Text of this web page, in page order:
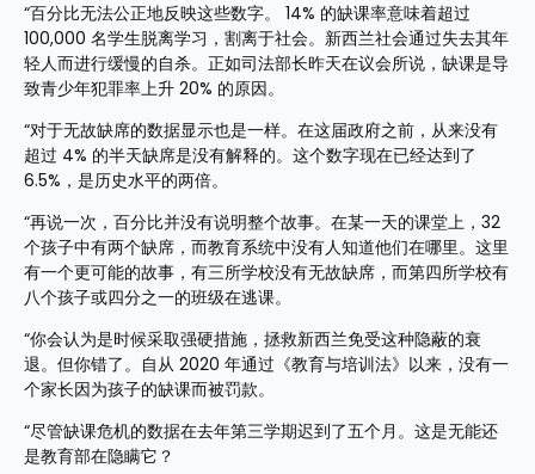
“百分比无法公正地反映这些数字。 14% 的缺课率意味着超过
100,000 名学生脱离学习，割离于社会。新西兰社会通过失去其年
轻人而进行缓慢的自杀。正如司法部长昨天在议会所说，缺课是导
致青少年犯罪率上升 20% 的原因。
“对于无故缺席的数据显示也是一样。在这届政府之前，从来没有
超过 4% 的半天缺席是没有解释的。这个数字现在已经达到了
6.5%，是历史水平的两倍。
“再说一次，百分比并没有说明整个故事。在某一天的课堂上，32
个孩子中有两个缺席，而教育系统中没有人知道他们在哪里。这里
有一个更可能的故事，有三所学校没有无故缺席，而第四所学校有
八个孩子或四分之一的班级在逃课。
“你会认为是时候采取强硬措施，拯救新西兰免受这种隐蔽的衰
退。但你错了。自从 2020 年通过《教育与培训法》以来，没有一
个家长因为孩子的缺课而被罚款。
“尽管缺课危机的数据在去年第三学期迟到了五个月。这是无能还
是教育部在隐瞒它？